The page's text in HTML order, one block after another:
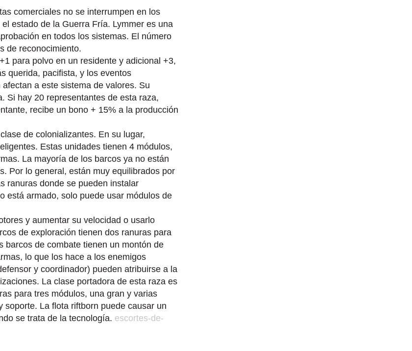
comerciales no se interrumpen en los
estado de la Guerra Fría. Lymmer es una
en todos los sistemas. El número
de reconocimiento.
para polvo en un residente y adicional +3,
querida, pacifista, y los eventos
a este sistema de valores. Su
Si hay 20 representantes de esta raza,
recibe un bono + 15% a la producción
de colonializantes. En su lugar,
Estas unidades tienen 4 módulos,
La mayoría de los barcos ya no están
Por lo general, están muy equilibrados por
ranuras donde se pueden instalar
está armado, solo puede usar módulos de
y aumentar su velocidad o usarlo
de exploración tienen dos ranuras para
barcos de combate tienen un montón de
lo que los hace a los enemigos
y coordinador) pueden atribuirse a la
La clase portadora de esta raza es
para tres módulos, una gran y varias
soporte. La flota riftborn puede causar un
se trata de la tecnología. escortes-de-